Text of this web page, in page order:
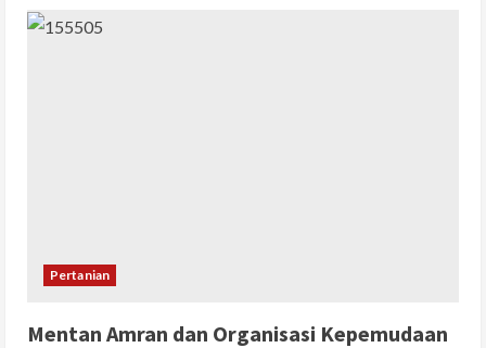
Pertanian
Mentan Amran dan Organisasi Kepemudaan